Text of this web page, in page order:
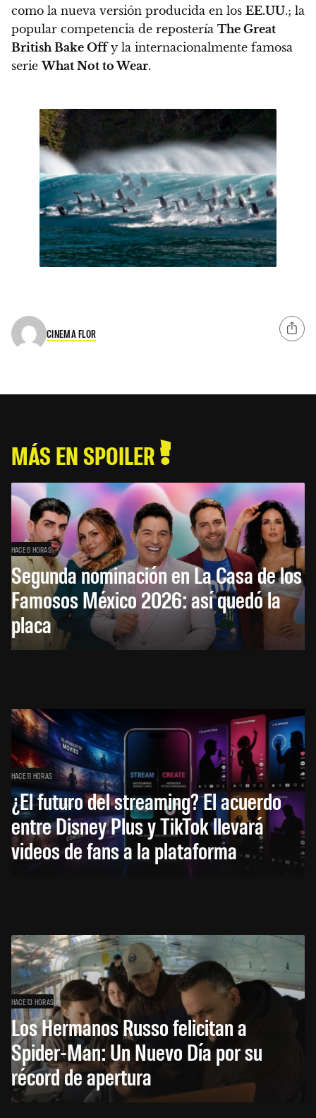
como la nueva versión producida en los EE.UU.; la
popular competencia de repostería The Great
British Bake Offy la internacionalmente famosa
serieWhat Not to Wear.
CINEMA FLOR
MÁS EN SPOILER
HACE 6 HORAS
Segunda nominación en La Casa de los
Famosos México 2026: así quedó la
placa
HACE 11 HORAS
¿El futuro del streaming? El acuerdo
entre Disney Plus y TikTok llevará
videos de fans a la plataforma
HACE 13 HORAS
Los Hermanos Russo felicitan a
Spider-Man: Un Nuevo Día por su
récord de apertura